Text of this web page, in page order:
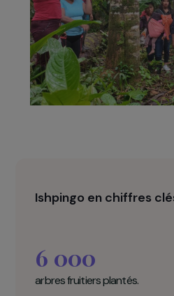
contribuant à la
amazonienne.